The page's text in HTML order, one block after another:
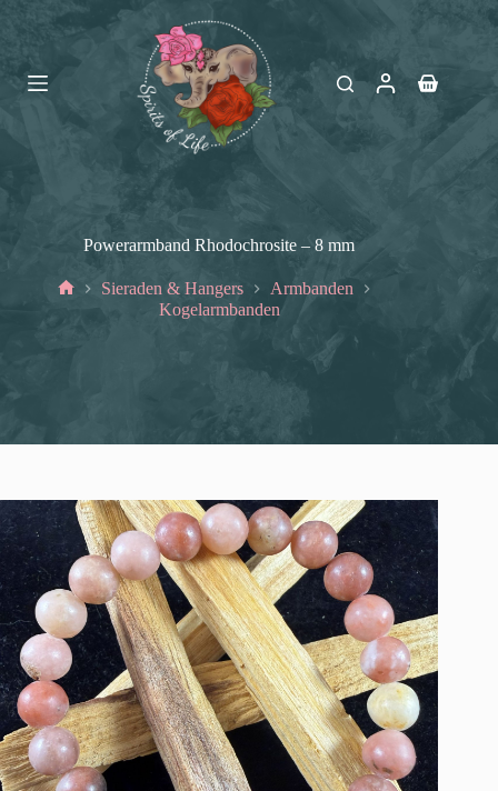
Powerarmband Rhodochrosite – 8 mm
Sieraden & Hangers
Armbanden
Kogelarmbanden